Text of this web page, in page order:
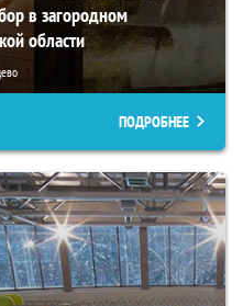
в загородном
области
ПОДРОБНЕЕ